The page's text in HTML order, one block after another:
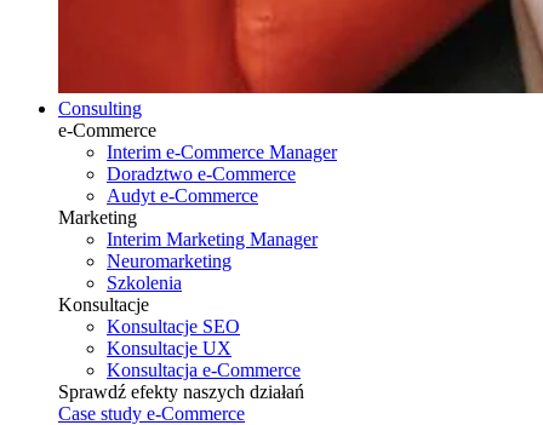
Consulting
e-Commerce
Interim e-Commerce Manager
Doradztwo e-Commerce
Audyt e-Commerce
Marketing
Interim Marketing Manager
Neuromarketing
Szkolenia
Konsultacje
Konsultacje SEO
Konsultacje UX
Konsultacja e-Commerce
Sprawdź efekty naszych działań
Case study e-Commerce